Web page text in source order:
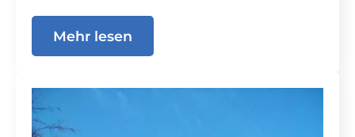
Mehr lesen